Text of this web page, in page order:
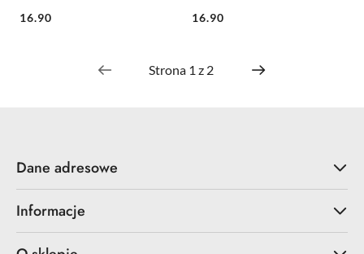
Cena:
16.90
Cena:
16.90
Dane adresowe
Informacje